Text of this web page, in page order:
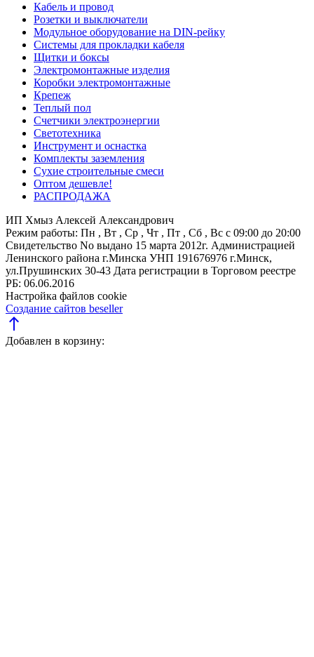
Кабель и провод
Розетки и выключатели
Модульное оборудование на DIN-рейку
Системы для прокладки кабеля
Щитки и боксы
Электромонтажные изделия
Коробки электромонтажные
Крепеж
Теплый пол
Счетчики электроэнергии
Светотехника
Инструмент и оснастка
Комплекты заземления
Сухие строительные смеси
Оптом дешевле!
РАСПРОДАЖА
ИП Хмыз Алексей Александрович
Режим работы: Пн , Вт , Ср , Чт , Пт , Сб , Вс c 09:00 до 20:00
Свидетельство No выдано 15 марта 2012г. Администрацией
Ленинского района г.Минска УНП 191676976 г.Минск,
ул.Прушинских 30-43 Дата регистрации в Торговом реестре
РБ: 06.06.2016
Настройка файлов cookie
Создание сайтов beseller
north
Добавлен в корзину: